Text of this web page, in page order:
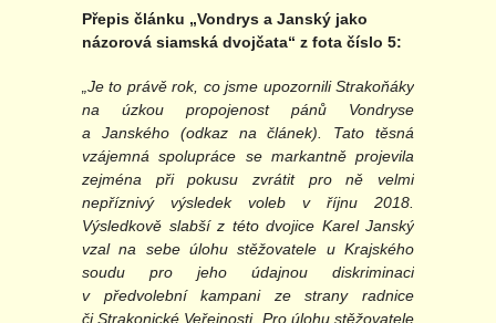
Přepis článku „Vondrys a Janský jako
názorová siamská dvojčata“ z fota číslo 5:
„Je to právě rok, co jsme upozornili Strakoňáky
na úzkou propojenost pánů Vondryse
a Janského (odkaz na článek). Tato těsná
vzájemná spolupráce se markantně projevila
zejména při pokusu zvrátit pro ně velmi
nepříznivý výsledek voleb v říjnu 2018.
Výsledkově slabší z této dvojice Karel Janský
vzal na sebe úlohu stěžovatele u Krajského
soudu pro jeho údajnou diskriminaci
v předvolební kampani ze strany radnice
či Strakonické Veřejnosti. Pro úlohu stěžovatele